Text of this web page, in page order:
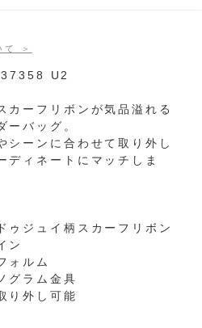
て ＞
U2
カーフリボンが気品溢れる
ーバッグ。
シーンに合わせて取り外し
ディネートにマッチしま
ゥジュイ柄スカーフリボン
ン
ォルム
グラム金具
り外し可能